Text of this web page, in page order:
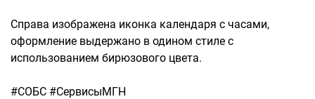
Справа изображена иконка календаря с часами,
оформление выдержано в одином стиле с
использованием бирюзового цвета.
#СОБС #СервисыМГН